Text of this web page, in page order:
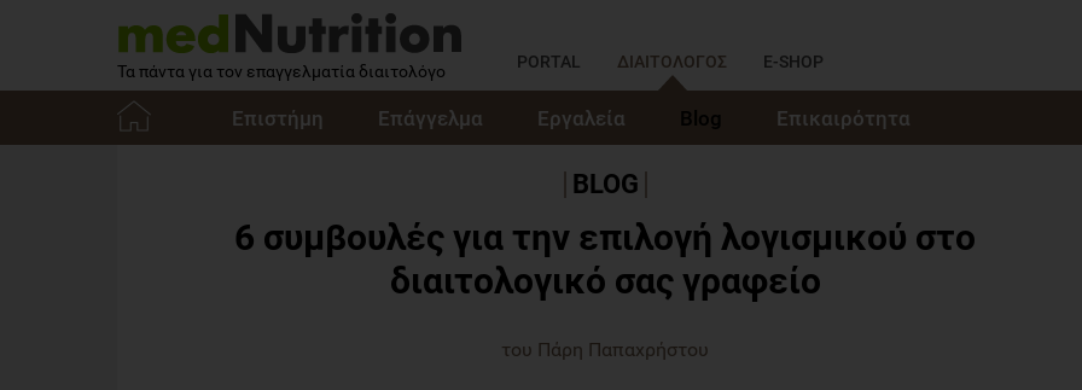
Τα πάντα για τον επαγγελματία διαιτολόγο PORTAL ΔΙΑΙΤΟΛΟΓΟΣ E-SHOP
Επιστήμη Επάγγελμα Εργαλεία Blog Επικαιρότητα
BLOG
6 συμβουλές για την επιλογή λογισμικού στο
διαιτολογικό σας γραφείο
του Πάρη Παπαχρήστου